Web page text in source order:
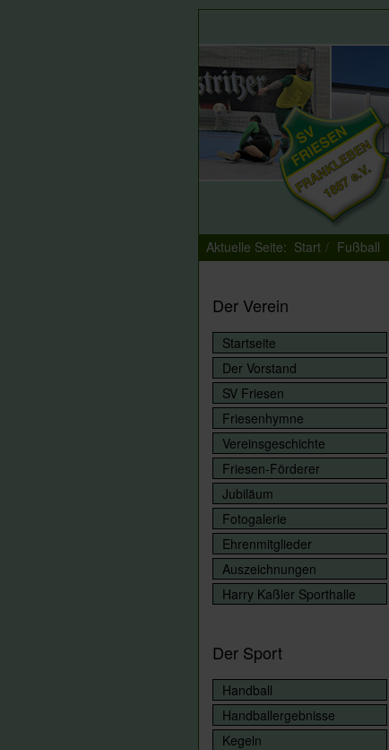
Aktuelle Seite: Start Fußball
Der Verein
Startseite
Der Vorstand
SV Friesen
Friesenhymne
Vereinsgeschichte
Friesen-Förderer
Jubiläum
Fotogalerie
Ehrenmitglieder
Auszeichnungen
Harry Kaßler Sporthalle
Der Sport
Handball
Handballergebnisse
Kegeln